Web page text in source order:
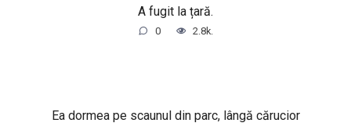
A fugit la țară.
0 2.8k.
Ea dormea pe scaunul din parc, lângă cărucior